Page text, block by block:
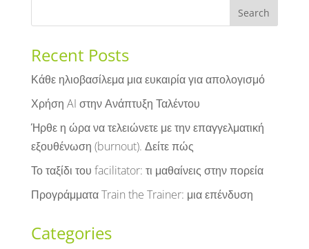
Recent Posts
Κάθε ηλιοβασίλεμα μια ευκαιρία για απολογισμό
Χρήση AI στην Ανάπτυξη Ταλέντου
Ήρθε η ώρα να τελειώνετε με την επαγγελματική
εξουθένωση (burnout). Δείτε πώς
Το ταξίδι του facilitator: τι μαθαίνεις στην πορεία
Προγράμματα Train the Trainer: μια επένδυση
Categories